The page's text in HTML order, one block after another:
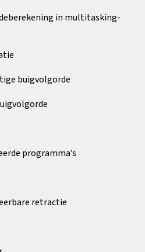
in multitasking-
buigvolgorde
programma’s
retractie